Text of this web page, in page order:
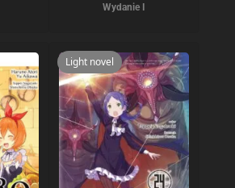
Wydanie I
Light novel